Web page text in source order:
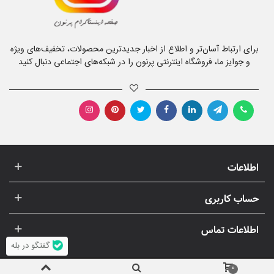
برای ارتباط آسان‌تر و اطلاع از اخبار جدیدترین محصولات، تخفیف‌های ویژه
و جوایز ما، فروشگاه اینترنتی پرنون را در شبکه‌های اجتماعی دنبال کنید
اطلاعات
حساب کاربری
اطلاعات تماس
0
گفتگو در بله